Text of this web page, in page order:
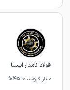
فولاد نامدار ایستا
امتیاز فروشنده: 45%